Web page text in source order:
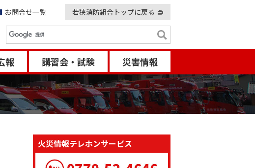
お問合せ一覧 若狭消防組合トップに戻る
報 講習会・試験 災害情報
火災情報テレホンサービス